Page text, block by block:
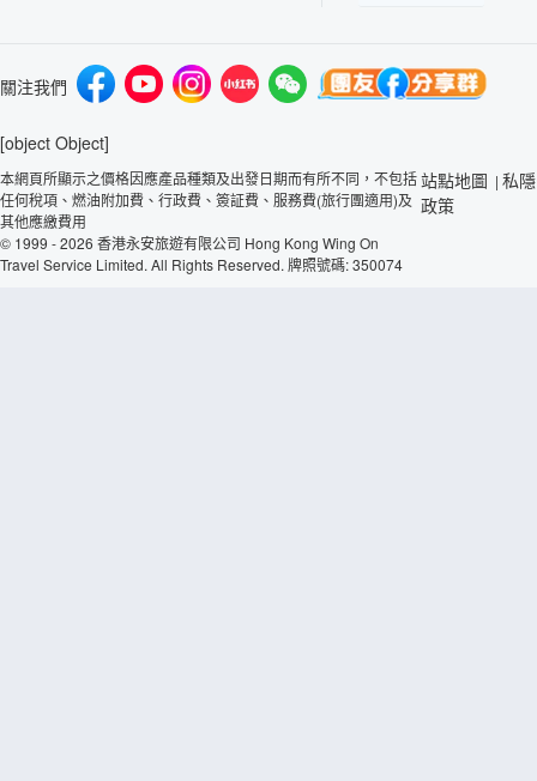
關注我們
[object Object]
本網頁所顯示之價格因應產品種類及出發日期而有所不同，不包括
任何稅項、燃油附加費、行政費、簽証費、服務費(旅行團適用)及
其他應繳費用
© 1999 - 2026 香港永安旅遊有限公司 Hong Kong Wing On
Travel Service Limited. All Rights Reserved. 牌照號碼: 350074
站點地圖 | 私隱
政策